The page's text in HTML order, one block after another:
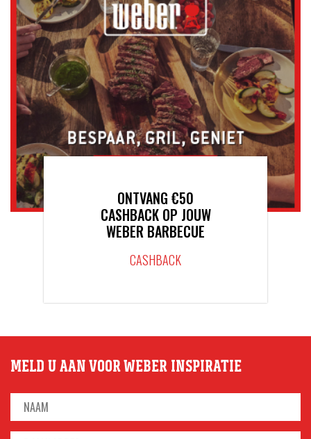
ONTVANG €50
CASHBACK OP JOUW
WEBER BARBECUE
CASHBACK
MELD U AAN VOOR WEBER INSPIRATIE